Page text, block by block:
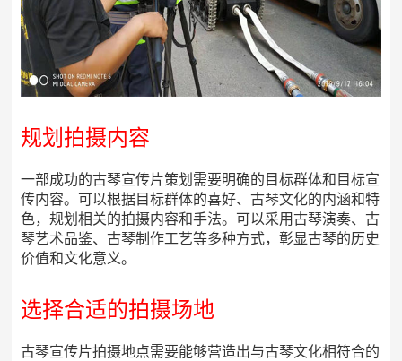
规划拍摄内容
一部成功的古琴宣传片策划需要明确的目标群体和目标宣
传内容。可以根据目标群体的喜好、古琴文化的内涵和特
色，规划相关的拍摄内容和手法。可以采用古琴演奏、古
琴艺术品鉴、古琴制作工艺等多种方式，彰显古琴的历史
价值和文化意义。
选择合适的拍摄场地
古琴宣传片拍摄地点需要能够营造出与古琴文化相符合的